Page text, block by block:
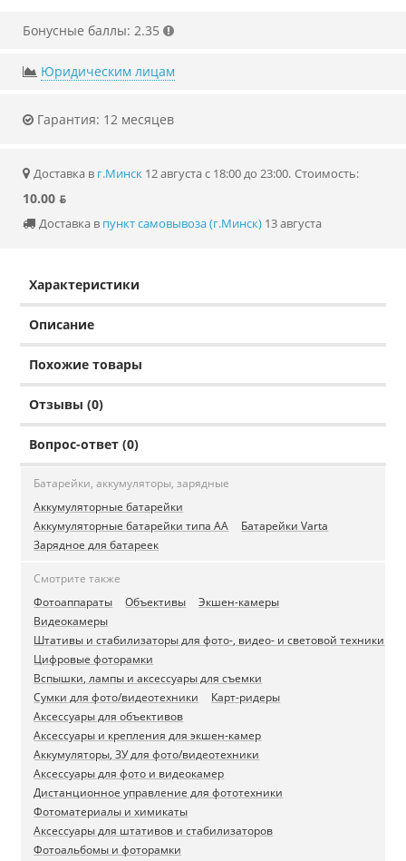
Бонусные баллы: 2.35
Юридическим лицам
Гарантия: 12 месяцев
Доставка в г.Минск 12 августа с 18:00 до 23:00. Стоимость:
10.00 ƃ
Доставка в пункт самовывоза (г.Минск) 13 августа
Характеристики
Описание
Похожие товары
Отзывы (0)
Вопрос-ответ (0)
Батарейки, аккумуляторы, зарядные
Аккумуляторные батарейки
Аккумуляторные батарейки типа AA
Батарейки Varta
Зарядное для батареек
Смотрите также
Фотоаппараты
Объективы
Экшен-камеры
Видеокамеры
Штативы и стабилизаторы для фото-, видео- и световой техники
Цифровые фоторамки
Вспышки, лампы и аксессуары для съемки
Сумки для фото/видеотехники
Карт-ридеры
Аксессуары для объективов
Аксессуары и крепления для экшен-камер
Аккумуляторы, ЗУ для фото/видеотехники
Аксессуары для фото и видеокамер
Дистанционное управление для фототехники
Фотоматериалы и химикаты
Аксессуары для штативов и стабилизаторов
Фотоальбомы и фоторамки